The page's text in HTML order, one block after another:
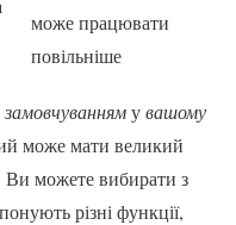
може працювати
повільніше
замовчуваннямувашому
може мати великий
Ви можете вибирати з
різні функції,